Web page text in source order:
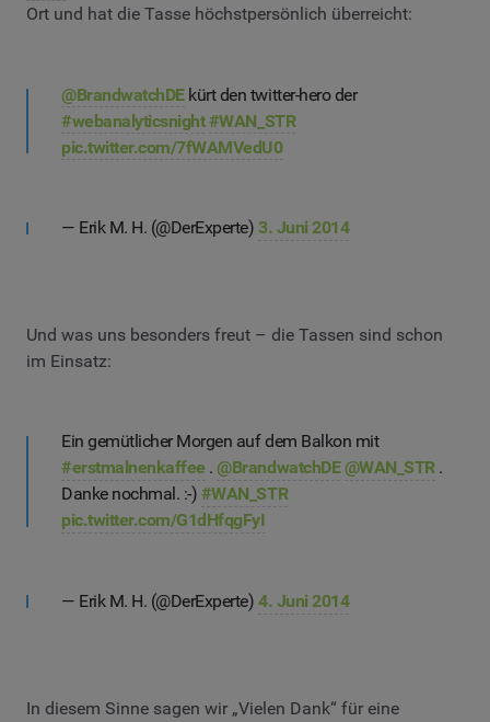
Ort und hat die Tasse höchstpersönlich überreicht:
@BrandwatchDEkürt den twitter-hero der
#webanalyticsnight#WAN_STR
pic.twitter.com/7fWAMVedU0
— Erik M. H. (@DerExperte)3. Juni 2014
Und was uns besonders freut – die Tassen sind schon
im Einsatz:
Ein gemütlicher Morgen auf dem Balkon mit
#erstmalnenkaffee . @BrandwatchDE @WAN_STR.
Danke nochmal. :-) #WAN_STR
pic.twitter.com/G1dHfqgFyI
— Erik M. H. (@DerExperte)4. Juni 2014
In diesem Sinne sagen wir „Vielen Dank“ für eine